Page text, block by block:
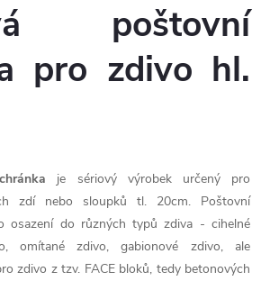
poštovní
pro zdivo hl.
je sériový výrobek určený pro
zdí nebo sloupků tl. 20cm. Poštovní
osazení do různých typů zdiva - cihelné
omítané zdivo, gabionové zdivo, ale
zdivo z tzv. FACE bloků, tedy betonových